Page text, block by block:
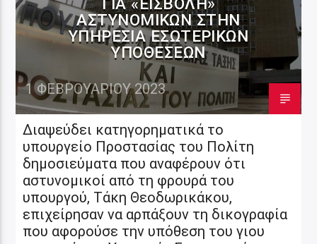
ΑΣΤΥΝΟΜΙΚΏΝ ΣΤΗΝ
ΥΠΗΡΕΣΊΑ ΕΣΩΤΕΡΙΚΏΝ
ΥΠΟΘΈΣΕΩΝ
1 ΦΕΒΡΟΥΑΡΊΟΥ 2023
Διαψεύδει κατηγορηματικά το
υπουργείο Προστασίας του Πολίτη
δημοσιεύματα που αναφέρουν ότι
αστυνομικοί από τη φρουρά του
υπουργού, Τάκη Θεοδωρικάκου,
επιχείρησαν να αρπάξουν τη δικογραφία
που αφορούσε την υπόθεση του γιου